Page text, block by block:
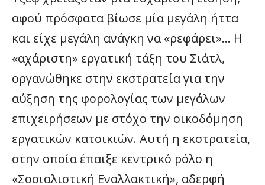
αφού πρόσφατα βίωσε μία μεγάλη ήττα
και είχε μεγάλη ανάγκη να «ρεφάρει»… Η
«αχάριστη» εργατική τάξη του Σιάτλ,
οργανώθηκε στην εκστρατεία για την
αύξηση της φορολογίας των μεγάλων
επιχειρήσεων με στόχο την οικοδόμηση
εργατικών κατοικιών. Αυτή η εκστρατεία,
στην οποία έπαιξε κεντρικό ρόλο η
«Σοσιαλιστική Εναλλακτική», αδερφή